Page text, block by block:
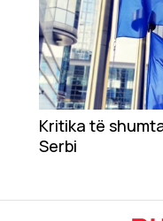
Kulturë
Showbiz
Ekonomi
Teknologji
Kritika të
Serbi